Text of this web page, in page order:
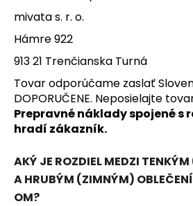
mivata s. r. o.
Hámre 922
913 21 Trenčianska Turná
Tovar odporúčame zaslať
DOPORUČENE. Neposielajte
Prepravné náklady spojené s
hradí zákazník.
AKÝ JE ROZDIEL MEDZI
A HRUBÝM (ZIMNÝM)
OM?